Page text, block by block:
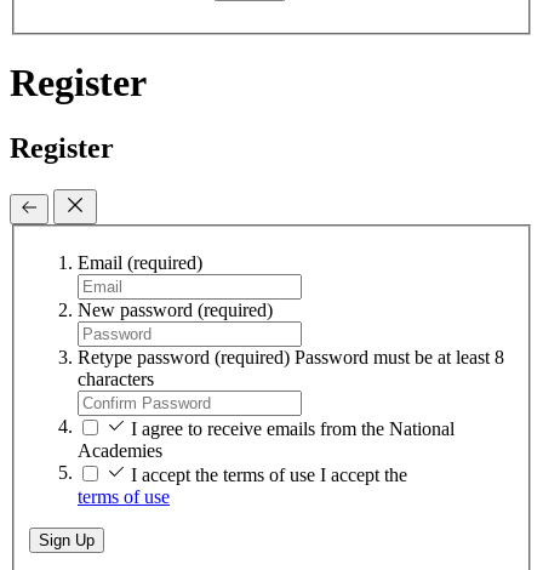
Register
Register
Email (required)
New password (required)
Retype password (required) Password must be at least 8
characters
I agree to receive emails from the National
Academies
I accept the terms of use I accept the
terms of use
Sign Up